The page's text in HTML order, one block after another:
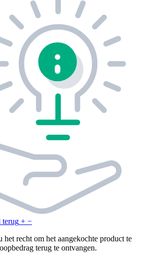
terug + −
het recht om het aangekochte product te
terug te ontvangen.